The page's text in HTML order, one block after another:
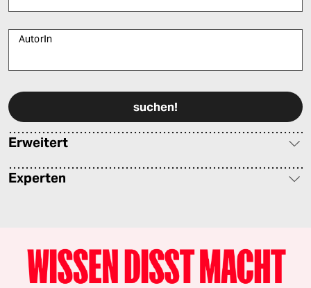
AutorIn
Erweitert
Experten